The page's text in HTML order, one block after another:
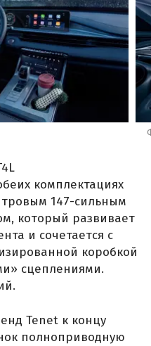
комплектациях
147-сильным
который развивает
и сочетается с
коробкой
сцеплениями.
Tenet к концу
полноприводную